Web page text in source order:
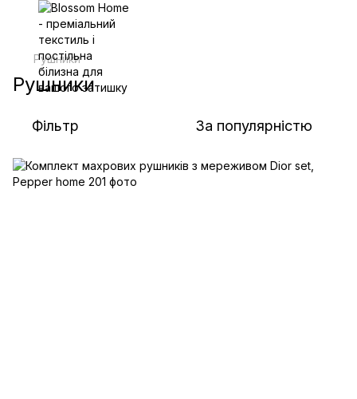
Рушники
Рушники
Фільтр За популярністю